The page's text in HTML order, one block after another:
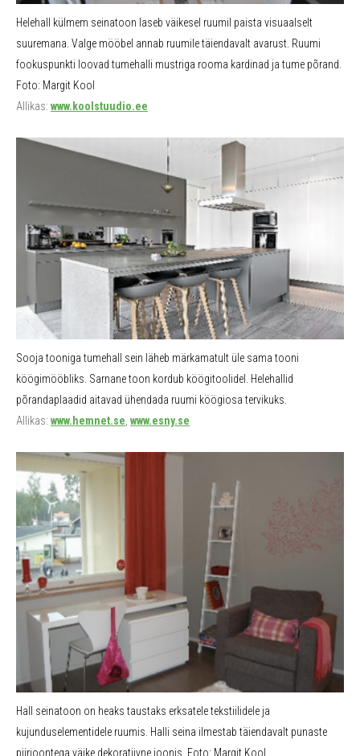
Helehall külmem seinatoon laseb väikesel ruumil paista visuaalselt
suuremana. Valge mööbel annab ruumile täiendavalt avarust. Ruumi
fookuspunkti loovad tumehalli mustriga rooma kardinad ja tume põrand.
Foto: Margit Kool
Allikas: www.koolstuudio.ee
Sooja tooniga tumehall sein läheb märkamatult üle sama tooni
köögimööbliks. Sarnane toon kordub köögitoolidel. Helehallid
põrandaplaadid aitavad ühendada ruumi köögiosa tervikuks.
Allikas: www.hemnet.se www.esny.se
Hall seinatoon on heaks taustaks erksatele tekstiilidele ja
kujunduselementidele ruumis. Halli seina ilmestab täiendavalt punaste
piirjoontega väike dekoratiivne joonis. Foto: Margit Kool